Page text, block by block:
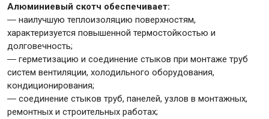
Алюминиевый скотч обеспечивает:
― наилучшую теплоизоляцию поверхностям,
характеризуется повышенной термостойкостью и
долговечность;
― герметизацию и соединение стыков при монтаже труб
систем вентиляции, холодильного оборудования,
кондиционирования;
― соединение стыков труб, панелей, узлов в монтажных,
ремонтных и строительных работах;
Малярный инструмент
Специализированный инструмент
Пистолеты для ремонта
Инструмент для штукатурно-отделочных работ
Ещё 2